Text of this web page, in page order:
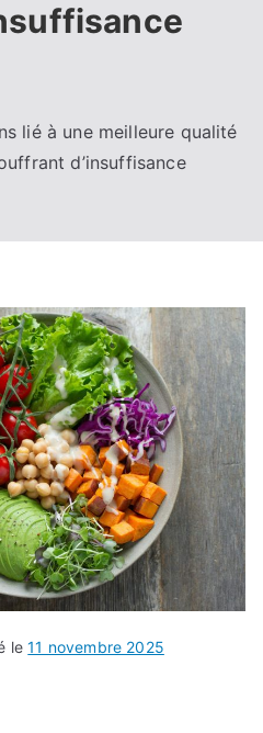
lié à une meilleure qualité
d’insuffisance
le11 novembre 2025